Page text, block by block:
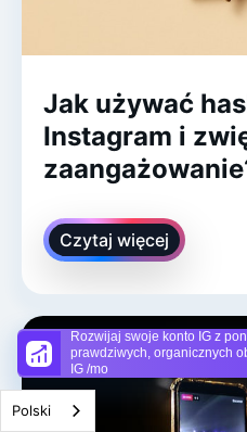
Rozwijaj swoje konto IG z
prawdziwych, organicznych
IG /mo
Jak używać
Instagram i
Czytaj więcej
Polski